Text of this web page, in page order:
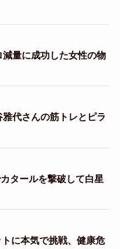
量に成功した女性の物
代さんの筋トレとピラ
タールを撃破して白星
に本気で挑戦、健康危